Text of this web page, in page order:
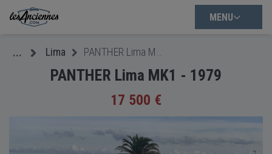
MENU
... Lima
PANTHER Lima MK1 - 1979
17 500 €